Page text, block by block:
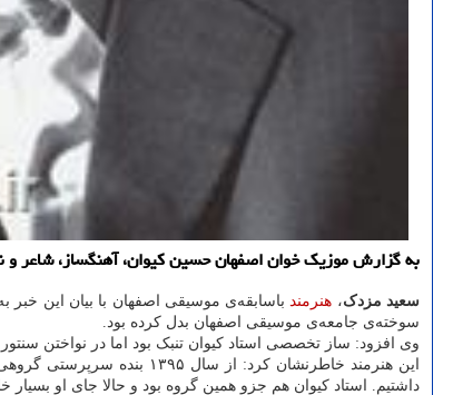
به گزارش موزیک خوان اصفهان حسین کیوان، آهنگساز، شاعر
سعید مزدک، هنرمند باسابقه‌ی موسیقی اصفهان با بیان این خبر
سوخته‌ی جامعه‌ی موسیقی اصفهان بدل کرده بود.
وی افزود: ساز تخصصی استاد کیوان تنبک بود اما در نواختن
این هنرمند خاطرنشان
داشتیم. استاد کیوان هم جزو همین گروه بود و حالا جای او بسیار